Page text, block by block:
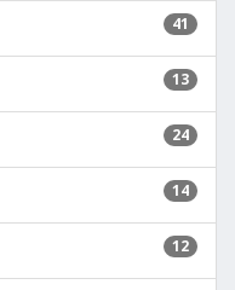
41
13
24
14
12